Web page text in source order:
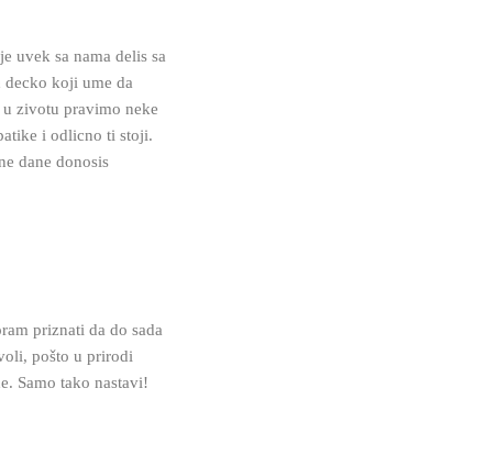
uvek sa nama delis sa
decko koji ume da
zivotu pravimo neke
i odlicno ti stoji.
dane donosis
priznati da do sada
pošto u prirodi
Samo tako nastavi!